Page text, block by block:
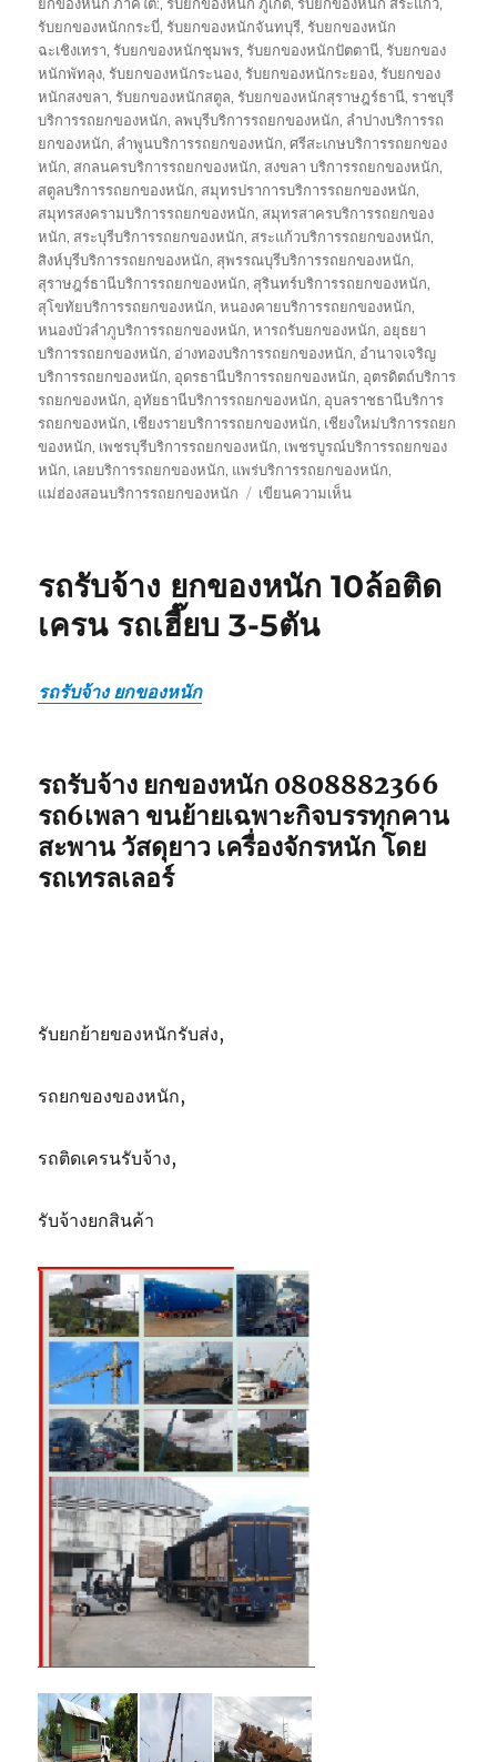
รับยกของหนักกระบี่,รับยกของหนักจันทบุรี,รับยกของหนัก
ฉะเชิงเทรา,รับยกของหนักชุมพร,รับยกของหนักปัตตานี,รับยกของ
หนักพัทลุง,รับยกของหนักระนอง,รับยกของหนักระยอง,รับยกของ
หนักสงขลา,รับยกของหนักสตูล,รับยกของหนักสุราษฎร์ธานี,ราชบุรี
บริการรถยกของหนัก, ลพบุรีบริการรถยกของหนัก, ลำปางบริการรถ
ยกของหนัก, ลำพูนบริการรถยกของหนัก,ศรีสะเกษบริการรถยกของ
หนัก, สกลนครบริการรถยกของหนัก, สงขลา บริการรถยกของหนัก,
สตูลบริการรถยกของหนัก, สมุทรปราการบริการรถยกของหนัก,
สมุทรสงครามบริการรถยกของหนัก, สมุทรสาครบริการรถยกของ
หนัก, สระบุรีบริการรถยกของหนัก, สระแก้วบริการรถยกของหนัก,
สิงห์บุรีบริการรถยกของหนัก, สุพรรณบุรีบริการรถยกของหนัก,
สุราษฎร์ธานีบริการรถยกของหนัก, สุรินทร์บริการรถยกของหนัก,
สุโขทัยบริการรถยกของหนัก,หนองคายบริการรถยกของหนัก,
หนองบัวลำภูบริการรถยกของหนัก,หารถรับยกของหนัก, อยุธยา
บริการรถยกของหนัก, อ่างทองบริการรถยกของหนัก, อำนาจเจริญ
บริการรถยกของหนัก, อุดรธานีบริการรถยกของหนัก, อุตรดิตถ์บริการ
รถยกของหนัก, อุทัยธานีบริการรถยกของหนัก, อุบลราชธานีบริการ
รถยกของหนัก, เชียงรายบริการรถยกของหนัก, เชียงใหม่บริการรถยก
ของหนัก, เพชรบุรีบริการรถยกของหนัก, เพชรบูรณ์บริการรถยกของ
หนัก, เลยบริการรถยกของหนัก, แพร่บริการรถยกของหนัก,
แม่ฮ่องสอนบริการรถยกของหนัก
เขียนความเห็นบน
ของ
3-
5ตัน
รถรับจ้าง ยกของหนัก 10ล้อติด
เครน รถเฮี๊ยบ 3-5ตัน
รถรับจ้าง ยกของหนัก
รถรับจ้าง ยกของหนัก 0808882366
รถ6เพลา ขนย้ายเฉพาะกิจบรรทุกคาน
สะพาน วัสดุยาว เครื่องจักรหนัก โดย
รถเทรลเลอร์
รับยกย้ายของหนักรับส่ง,
รถยกของของหนัก,
รถติดเครนรับจ้าง,
รับจ้างยกสินค้า